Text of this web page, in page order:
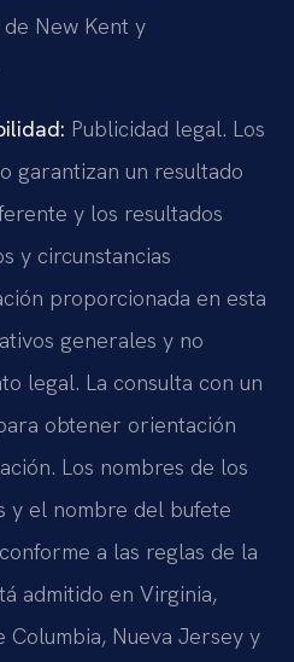
New Kent y
Publicidad legal. Los
garantizan un resultado
y los resultados
y circunstancias
proporcionada en esta
generales y no
legal. La consulta con un
obtener orientación
Los nombres de los
y el nombre del bufete
a las reglas de la
admitido en Virginia,
Nueva Jersey y